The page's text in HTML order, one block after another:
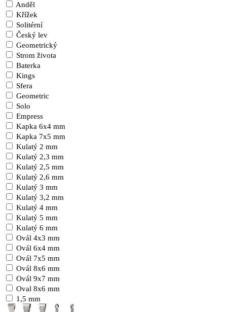
Anděl
Křížek
Solitérní
Český lev
Geometrický
Strom života
Baterka
Kings
Sfera
Geometric
Solo
Empress
Kapka 6x4 mm
Kapka 7x5 mm
Kulatý 2 mm
Kulatý 2,3 mm
Kulatý 2,5 mm
Kulatý 2,6 mm
Kulatý 3 mm
Kulatý 3,2 mm
Kulatý 4 mm
Kulatý 5 mm
Kulatý 6 mm
Ovál 4x3 mm
Ovál 6x4 mm
Ovál 7x5 mm
Ovál 8x6 mm
Ovál 9x7 mm
Oval 8x6 mm
1,5 mm